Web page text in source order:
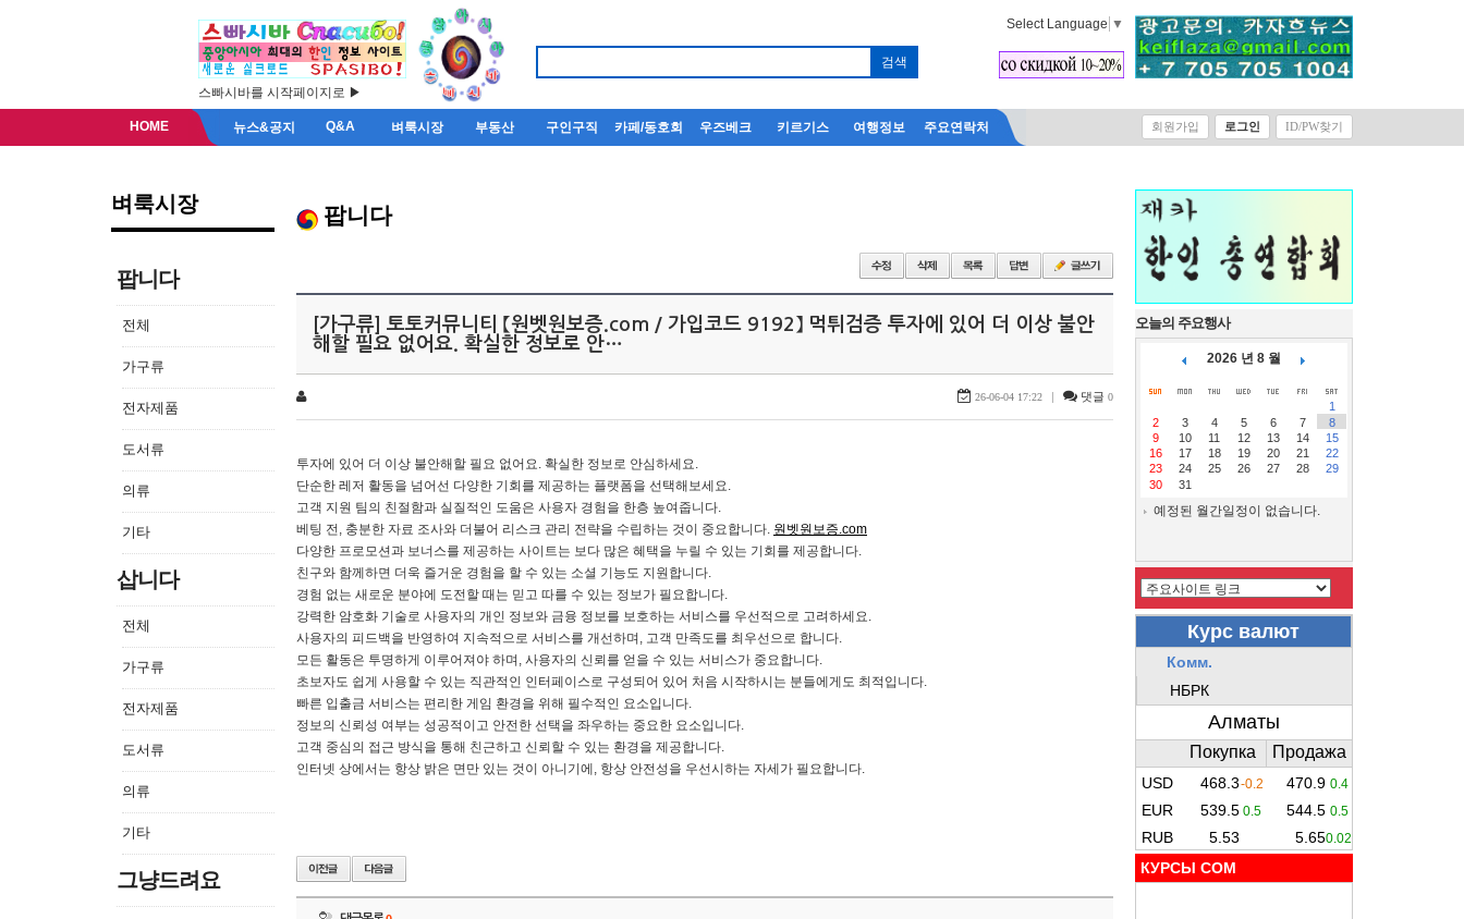
스빠시바를 시작페이지로 ▶
Select Language ▼
HOME 뉴스&공지 Q&A 벼룩시장 부동산 구인구직 카페/동호회 우즈베크 키르기스 여행정보 주요연락처 회원가입 로그인 ID/PW찾기
벼룩시장
팝니다
전체
가구류
전자제품
도서류
의류
기타
삽니다
전체
가구류
전자제품
도서류
의류
기타
그냥드려요
팝니다
[가구류] 토토커뮤니티 【원벳원보증.com / 가입코드 9192】 먹튀검증 투자에 있어 더 이상 불안
해할 필요 없어요. 확실한 정보로 안…
26-06-04 17:22 | 댓글 0
투자에 있어 더 이상 불안해할 필요 없어요. 확실한 정보로 안심하세요.
단순한 레저 활동을 넘어선 다양한 기회를 제공하는 플랫폼을 선택해보세요.
고객 지원 팀의 친절함과 실질적인 도움은 사용자 경험을 한층 높여줍니다.
베팅 전, 충분한 자료 조사와 더불어 리스크 관리 전략을 수립하는 것이 중요합니다. 원벳원보증.com
다양한 프로모션과 보너스를 제공하는 사이트는 보다 많은 혜택을 누릴 수 있는 기회를 제공합니다.
친구와 함께하면 더욱 즐거운 경험을 할 수 있는 소셜 기능도 지원합니다.
경험 없는 새로운 분야에 도전할 때는 믿고 따를 수 있는 정보가 필요합니다.
강력한 암호화 기술로 사용자의 개인 정보와 금융 정보를 보호하는 서비스를 우선적으로 고려하세요.
사용자의 피드백을 반영하여 지속적으로 서비스를 개선하며, 고객 만족도를 최우선으로 합니다.
모든 활동은 투명하게 이루어져야 하며, 사용자의 신뢰를 얻을 수 있는 서비스가 중요합니다.
초보자도 쉽게 사용할 수 있는 직관적인 인터페이스로 구성되어 있어 처음 시작하시는 분들에게도 최적입니다.
빠른 입출금 서비스는 편리한 게임 환경을 위해 필수적인 요소입니다.
정보의 신뢰성 여부는 성공적이고 안전한 선택을 좌우하는 중요한 요소입니다.
고객 중심의 접근 방식을 통해 친근하고 신뢰할 수 있는 환경을 제공합니다.
인터넷 상에서는 항상 밝은 면만 있는 것이 아니기에, 항상 안전성을 우선시하는 자세가 필요합니다.
오늘의 주요행사
2026 년 8 월
1
2
3 4 5 6 7
8
9
10 11 12 13 14
15
16
17 18 19 20 21
22
23
24 25 26 27 28
29
30
31
예정된 월간일정이 없습니다.
КУРСЫ COM